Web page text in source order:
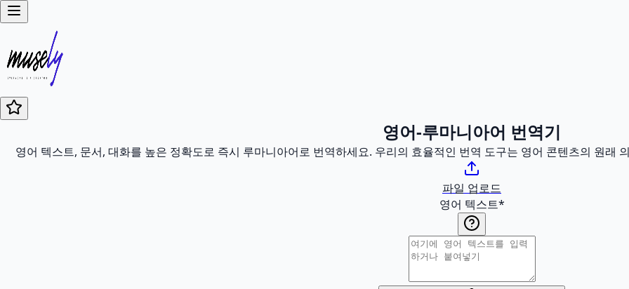
영어-루마니아어 번역기
영어 텍스트, 문서, 대화를 높은 정확도로 즉시 루마니아어로 번역하세요. 우리의 효율적인 번역 도구는 영어 콘텐츠의 원래
파일 업로드
영어 텍스트*